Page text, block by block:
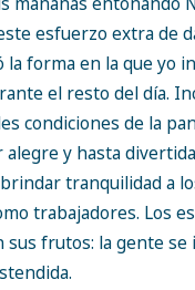
esfuerzo extra de
la forma en la que yo
el resto del día.
condiciones de la
alegre y hasta
tranquilidad a
trabajadores. Los
sus frutos: la gente se